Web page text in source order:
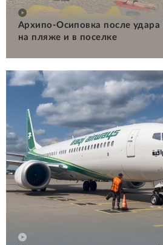
Архипо-Осиповка после удара
на пляже и в поселке